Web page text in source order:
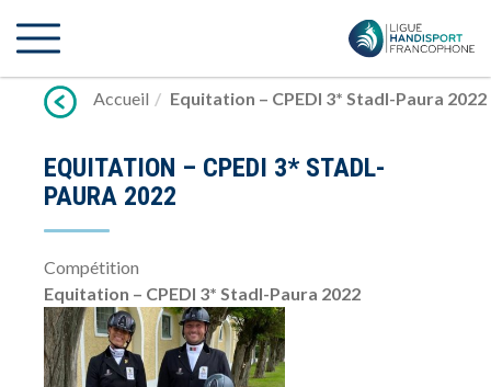
vers
Accueil
Equitation – CPEDI 3* Stadl-Paura 2022
EQUITATION – CPEDI 3* STADL-
PAURA 2022
Compétition
Equitation – CPEDI 3* Stadl-Paura 2022